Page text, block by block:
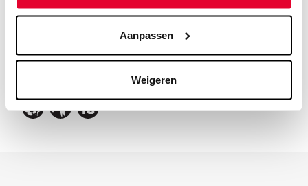
Aanpassen
Weigeren